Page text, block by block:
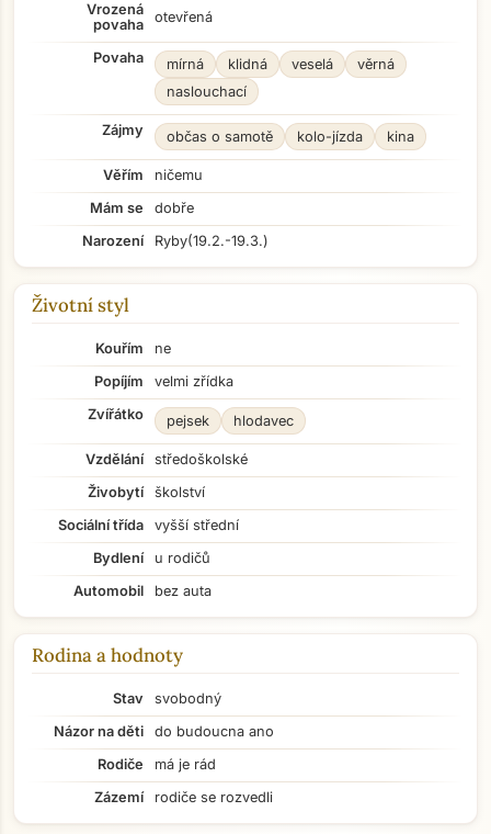
Vrozená
povaha
otevřená
Povaha mírná klidná veselá
věrná
naslouchací
Zájmy občas o samotě kolo-jízda kina
Věřím
ničemu
Mám se
dobře
Narození
Ryby(19.2.-19.3.)
Životní styl
Kouřím
ne
Popíjím
velmi zřídka
Zvířátko
pejsek hlodavec
Vzdělání
středoškolské
Živobytí
školství
Sociální třída
vyšší střední
Bydlení
u rodičů
Automobil
bez auta
Rodina a hodnoty
Stav
svobodný
Názor na děti
do budoucna ano
Rodiče
má je rád
Zázemí
rodiče se rozvedli